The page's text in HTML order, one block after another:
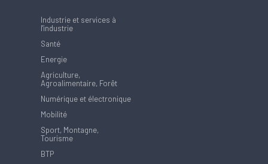
Industrie et services à
l'industrie
Santé
Energie
Agriculture,
Agroalimentaire, Forêt
Numérique et électronique
Mobilité
Sport, Montagne,
Tourisme
BTP